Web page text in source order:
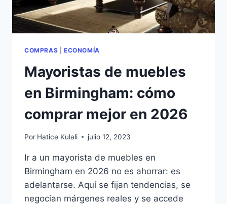
SORPRESAS)
COMPRAS ECONOMÍA
Mayoristas de muebles
en Birmingham: cómo
comprar mejor en 2026
Por Hatice Kulali julio 12, 2023
Ir a un mayorista de muebles en
Birmingham en 2026 no es ahorrar: es
adelantarse. Aquí se fijan tendencias, se
negocian márgenes reales y se accede